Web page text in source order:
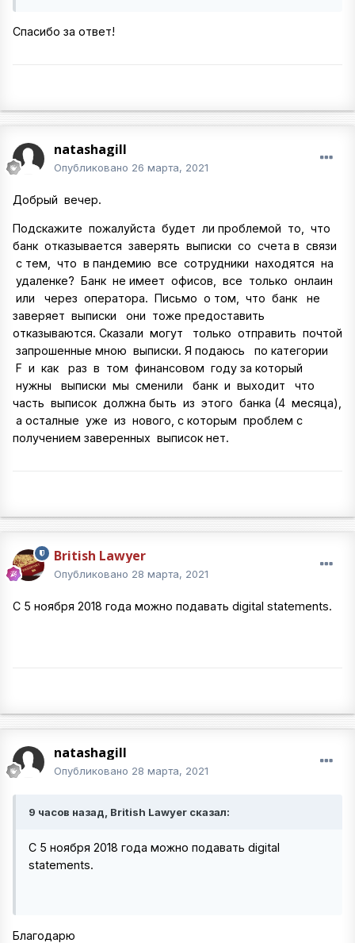
Спасибо за ответ!
natashagill
Опубликовано 26 марта, 2021
Добрый вечер.
Подскажите пожалуйста будет ли проблемой то, что
банк отказывается заверять выписки со счета в связи
с тем, что в пандемию все сотрудники находятся на
удаленке? Банк не имеет офисов, все только онлаин
или через оператора. Письмо о том, что банк не
заверяет выписки они тоже предоставить
отказываются. Сказали могут только отправить почтой
запрошенные мною выписки. Я подаюсь по категории
F и как раз в том финансовом году за который
нужны выписки мы сменили банк и выходит что
часть выписок должна быть из этого банка (4 месяца),
а осталные уже из нового, с которым проблем с
получением заверенных выписок нет.
British Lawyer
Опубликовано 28 марта, 2021
С 5 ноября 2018 года можно подавать digital statements.
natashagill
Опубликовано 28 марта, 2021
9 часов назад, British Lawyer сказал:
С 5 ноября 2018 года можно подавать digital
statements.
Благодарю